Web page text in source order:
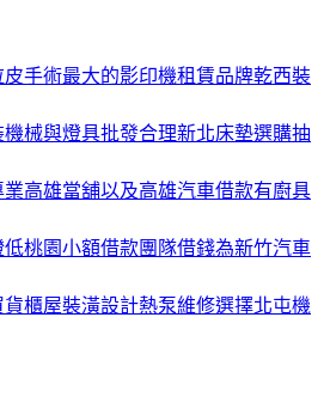
手術最大的影印機租賃品牌乾西裝
械與燈具批發合理新北床墊選購抽
高雄當舖以及高雄汽車借款有廚具
桃園小額借款團隊借錢為新竹汽車
櫃屋裝潢設計熱泵維修選擇北屯機